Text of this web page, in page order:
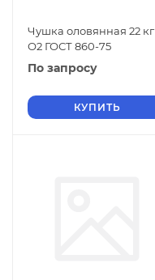
Чушка оловянная 22 кг
О2 ГОСТ 860-75
По запросу
КУПИТЬ